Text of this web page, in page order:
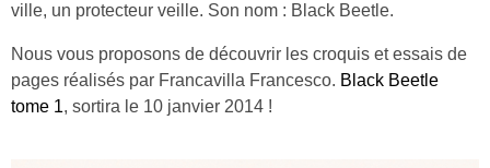
ville, un protecteur veille. Son nom : Black Beetle.
Nous vous proposons de découvrir les croquis et essais de
pages réalisés par Francavilla Francesco. Black Beetle
tome 1, sortira le 10 janvier 2014 !